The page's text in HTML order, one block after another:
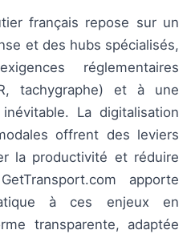
français repose sur un
et des hubs spécialisés,
réglementaires
tachygraphe) et à une
La digitalisation
offrent des leviers
la productivité et réduire
apporte
à ces enjeux en
transparente, adaptée